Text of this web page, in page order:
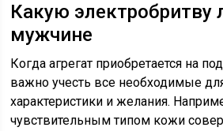
Какую электробритву
мужчине
Когда агрегат приобретается на
важно учесть все необходимые
характеристики и желания.
чувствительным типом кожи